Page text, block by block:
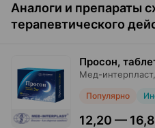
Аналоги и препараты
терапевтического
Просон,
Мед-интерпласт
Популярно
12,20 —